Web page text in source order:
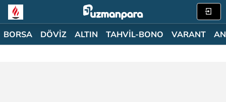
BORSA DÖVİZ ALTIN TAHVİL-BONO VARANT